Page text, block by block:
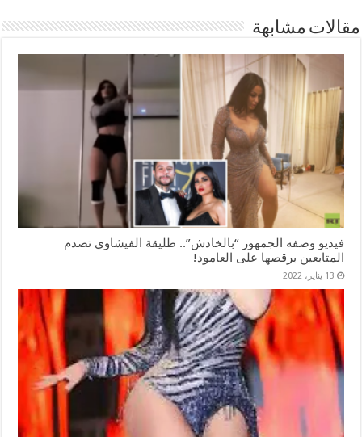
مقالات مشابهة
فيديو وصفه الجمهور “بالخادش”.. طليقة الفيشاوي تصدم
المتابعين برقصها على العامود!
13 يناير، 2022